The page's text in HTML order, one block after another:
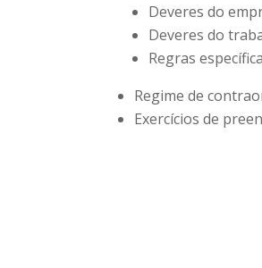
Deveres do
Deveres do
Regras
Regime de
Exercícios de